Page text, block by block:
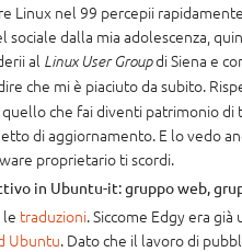
Linux nel 99 percepii
sociale dalla mia adolescenza,
al Linux User Groupdi Siena e
che mi è piaciuto da subito.
che fai diventi patrimonio
di aggiornamento. E lo vedo
proprietario ti scordi.
in Ubuntu-it: gruppo web,
le traduzioni. Siccome Edgy era
Ubuntu. Dato che il lavoro di